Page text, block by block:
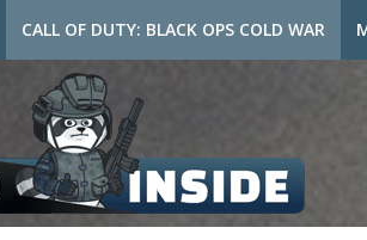
CALL OF DUTY: BLACK OPS COLD WAR